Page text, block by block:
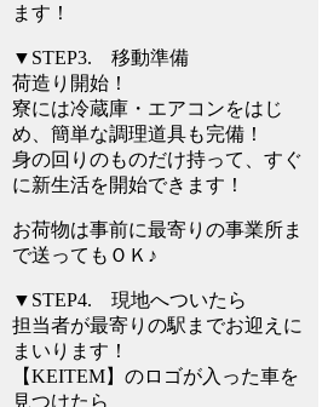
ます！
▼STEP3. 移動準備
荷造り開始！
寮には冷蔵庫・エアコンをはじ
め、簡単な調理道具も完備！
身の回りのものだけ持って、すぐ
に新生活を開始できます！
お荷物は事前に最寄りの事業所ま
で送ってもＯＫ♪
▼STEP4. 現地へついたら
担当者が最寄りの駅までお迎えに
まいります！
【KEITEM】のロゴが入った車を
見つけたら